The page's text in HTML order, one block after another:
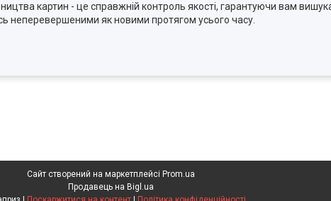
картин - це справжній контроль якості, гарантуючи вам
неперевершеними як новими протягом усього часу.
Сайт створений на маркетплейсі Prom.ua
Продавець на Bigl.ua